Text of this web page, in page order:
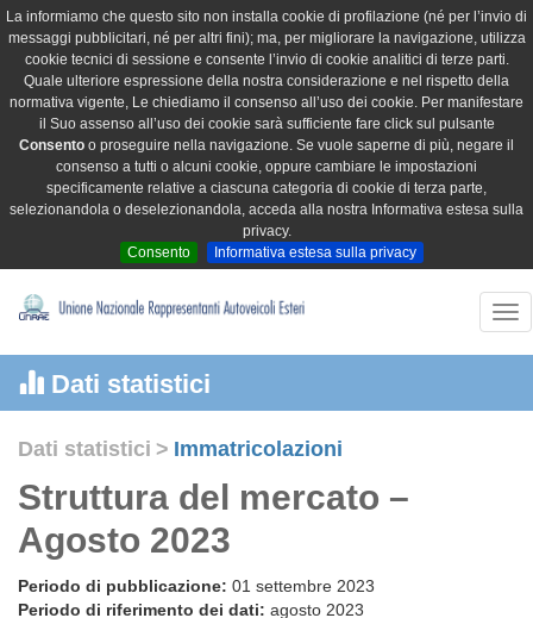
La informiamo che questo sito non installa cookie di profilazione (né per l’invio di
messaggi pubblicitari, né per altri fini); ma, per migliorare la navigazione, utilizza
cookie tecnici di sessione e consente l’invio di cookie analitici di terze parti.
Quale ulteriore espressione della nostra considerazione e nel rispetto della
normativa vigente, Le chiediamo il consenso all’uso dei cookie. Per manifestare
il Suo assenso all’uso dei cookie sarà sufficiente fare click sul pulsante
Consento o proseguire nella navigazione. Se vuole saperne di più, negare il
consenso a tutti o alcuni cookie, oppure cambiare le impostazioni
specificamente relative a ciascuna categoria di cookie di terza parte,
selezionandola o deselezionandola, acceda alla nostra Informativa estesa sulla
privacy.
Consento
Informativa estesa sulla privacy
Dati statistici
Dati statistici > Immatricolazioni
Struttura del mercato –
Agosto 2023
Periodo di pubblicazione: 01 settembre 2023
Periodo di riferimento dei dati: agosto 2023